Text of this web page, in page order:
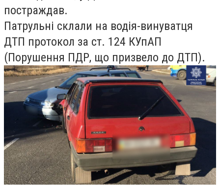
постраждав.
Патрульні склали на водія-винуватця
ДТП протокол за ст. 124 КУпАП
(Порушення ПДР, що призвело до ДТП).